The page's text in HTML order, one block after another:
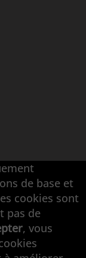
de base et
cookies sont
pas de
, vous